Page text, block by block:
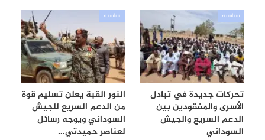
سياسية
تحركات جديدة في تبادل
الأسرى والمفقودين بين
الدعم السريع والجيش
السوداني
سياسية
النور القبة يعلن تسليم قوة
من الدعم السريع للجيش
السوداني ويوجه رسائل
لعناصر حميدتي…